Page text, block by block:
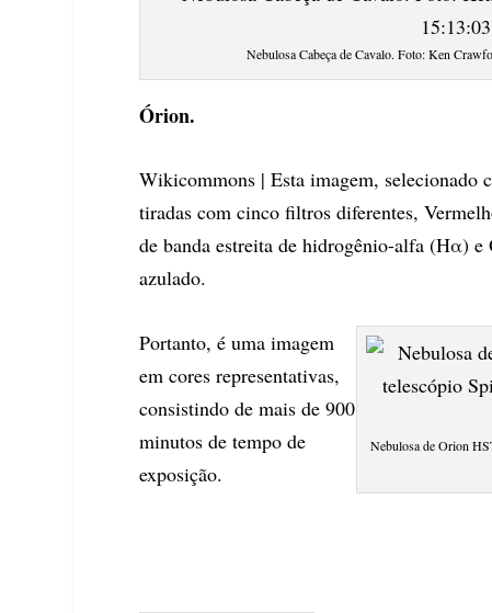
Nebulosa Cabeça de Cavalo. Foto: Ken
Órion.
Wikicommons | Esta imagem, selecionado
tiradas com cinco filtros diferentes,
de banda estreita de hidrogênio-alfa (Hα)
azulado.
Nebulosa de Orion
Portanto, é uma imagem
em cores representativas,
consistindo de mais de 900
minutos de tempo de
exposição.